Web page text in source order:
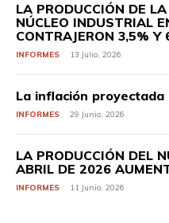
LA PRODUCCIÓN DE
NÚCLEO INDUSTRIAL
CONTRAJERON 3,5% Y
INFORMES 13 Julio, 2026
La inflación
INFORMES 29 Junio, 2026
LA PRODUCCIÓN DEL
ABRIL DE 2026
INFORMES 11 Junio, 2026